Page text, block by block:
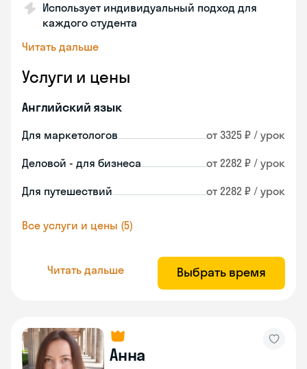
Использует индивидуальный подход для
каждого студента
Читать дальше
Услуги и цены
Английский язык
Для маркетологов от 3325 ₽ / урок
Деловой - для бизнеса от 2282 ₽ / урок
Для путешествий от 2282 ₽ / урок
Все услуги и цены (5)
Читать дальше Выбрать время
Анна